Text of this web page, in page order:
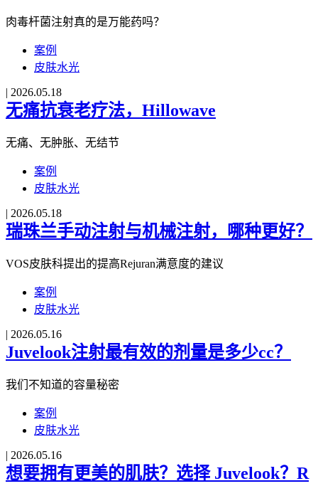
肉毒杆菌注射真的是万能药吗？
案例
皮肤水光
| 2026.05.18
无痛抗衰老疗法，Hillowave
无痛、无肿胀、无结节
案例
皮肤水光
| 2026.05.18
瑞珠兰手动注射与机械注射，哪种更好？
VOS皮肤科提出的提高Rejuran满意度的建议
案例
皮肤水光
| 2026.05.16
Juvelook注射最有效的剂量是多少cc？
我们不知道的容量秘密
案例
皮肤水光
| 2026.05.16
想要拥有更美的肌肤？选择 Juvelook？R